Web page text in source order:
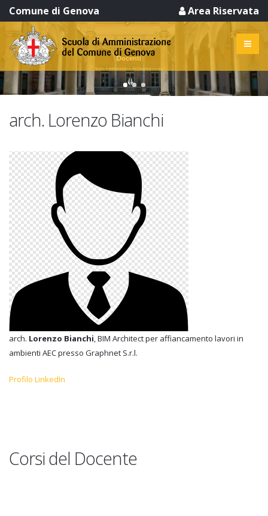
Comune di Genova Area Riservata
Docenti
Scuola di Amministrazione del Comune di Genova
arch. Lorenzo Bianchi
arch. Lorenzo Bianchi, BIM Architect per affiancamento lavori in
ambienti AEC presso Graphnet S.r.l.
Profilo LinkedIn
Corsi del Docente